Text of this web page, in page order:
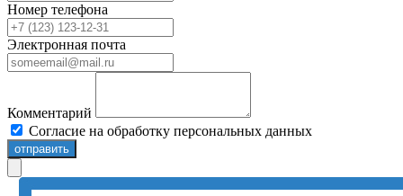
Номер телефона
Электронная почта
Комментарий
Согласие на обработку персональных данных
отправить